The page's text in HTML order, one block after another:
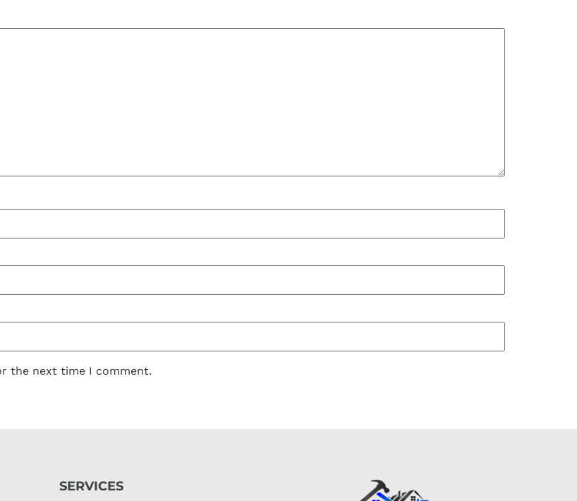
the next time I comment.
SERVICES